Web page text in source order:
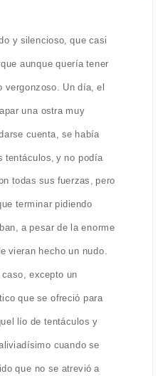
y silencioso, que casi
aunque quería tener
vergonzoso. Un día, el
una ostra muy
cuenta, se había
tentáculos, y no podía
todas sus fuerzas, pero
terminar pidiendo
a pesar de la enorme
vieran hecho un nudo.
excepto un
que se ofreció para
lío de tentáculos y
cuando se
que no se atrevió a